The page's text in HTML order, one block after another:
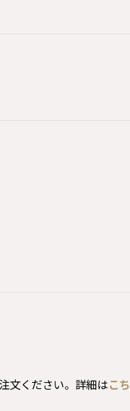
文ください。詳細は こ